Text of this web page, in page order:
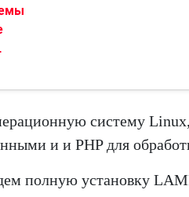
систему
и и PHP для
полную установку